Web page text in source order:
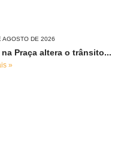
AGOSTO DE 2026
na Praça altera o trânsito...
»